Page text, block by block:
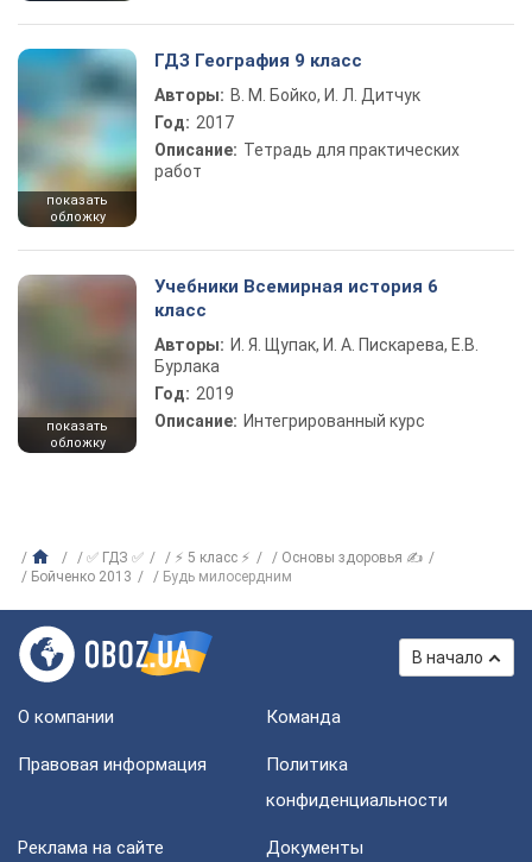
показать
обложку
ГДЗ География 9 класс
Авторы: В. М. Бойко, И. Л. Дитчук
Год: 2017
Описание: Тетрадь для практических
работ
показать
обложку
Учебники Всемирная история 6
класс
Авторы: И. Я. Щупак, И. А. Пискарева, Е.В.
Бурлака
Год: 2019
Описание: Интегрированный курс
✅ ГДЗ ✅ ⚡ 5 класс ⚡
Основы здоровья ✍
Бойченко 2013
Будь милосердним
В начало
О компании Команда
Правовая информация
Политика
конфиденциальности
Реклама на сайте Документы